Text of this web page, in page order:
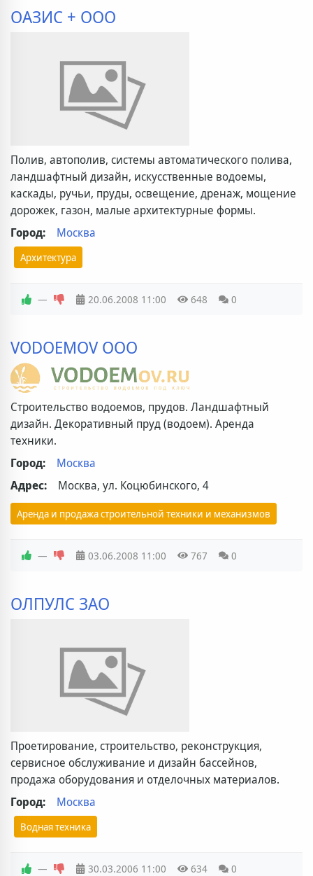
ОАЗИС + ООО
Полив, автополив, системы автоматического полива,
ландшафтный дизайн, искусственные водоемы,
каскады, ручьи, пруды, освещение, дренаж, мощение
дорожек, газон, малые архитектурные формы.
Город:
Москва
Архитектура
— 20.06.2008 11:00 648 0
VODOEMOV ООО
Строительство водоемов, прудов. Ландшафтный
дизайн. Декоративный пруд (водоем). Аренда
техники.
Город:
Москва
Адрес:
Москва, ул. Коцюбинского, 4
Аренда и продажа строительной техники и механизмов
— 03.06.2008 11:00 767 0
ОЛПУЛС ЗАО
Проетирование, строительство, реконструкция,
сервисное обслуживание и дизайн бассейнов,
продажа оборудования и отделочных материалов.
Город:
Москва
Водная техника
— 30.03.2006 11:00 634 0